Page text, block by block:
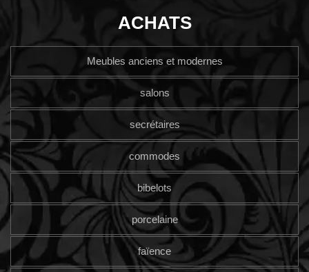
ACHATS
Meubles anciens et modernes
salons
secrétaires
commodes
bibelots
porcelaine
faïence